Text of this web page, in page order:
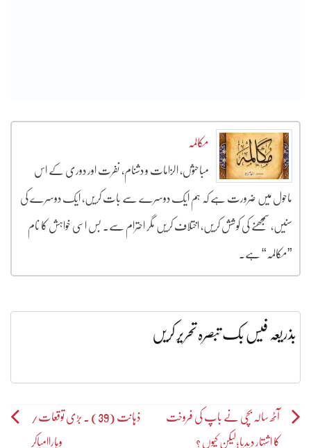
مکالمہ
مباحثوں، الزامات و دشنام، نفرت اور دوری کے اس
ماحول میں ضرورت ہے کہ ہم ایک دوسرے سے بات کریں، ایک دوسرے کی
سنیں، سمجھنے کی کوشش کریں، اختلاف کریں مگر احترام سے۔ بس اسی خواہش کا نام
”مکالمہ“ ہے۔
بذریعہ فیس بک تبصرہ تحریر کریں
Postآٹھ سالہ بچی نے باپ کی فروخت
کا اشتہار دیدیا؛لیکن کیوں ؟
ذہانت (39) ۔ بڑی توقعات/
وہاراامباکر